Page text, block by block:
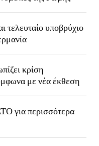
τελευταίο υποβρύχιο
κρίση
με νέα έκθεση
για περισσότερα